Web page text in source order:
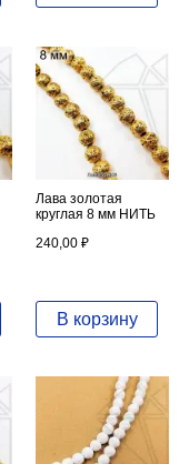
Лава золотая
круглая 8 мм НИТЬ
240,00 ₽
В корзину